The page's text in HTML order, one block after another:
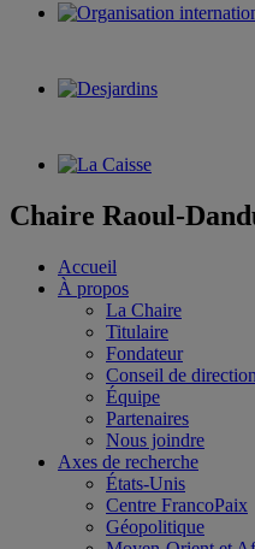
Chaire Raoul-
Accueil
À propos
La Chaire
Titulaire
Fondateur
Conseil de direction
Équipe
Partenaires
Nous joindre
Axes de recherche
États-Unis
Centre FrancoPaix
Géopolitique